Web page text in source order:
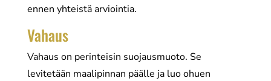
ennen yhteistä arviointia.
Vahaus
Vahaus on perinteisin suojausmuoto. Se
levitetään maalipinnan päälle ja luo ohuen